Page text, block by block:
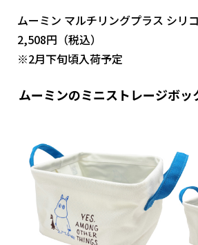
ムーミン マルチリングプラス シリ
2,508円（税込）
※2月下旬頃入荷予定
ムーミンのミニストレージボッ